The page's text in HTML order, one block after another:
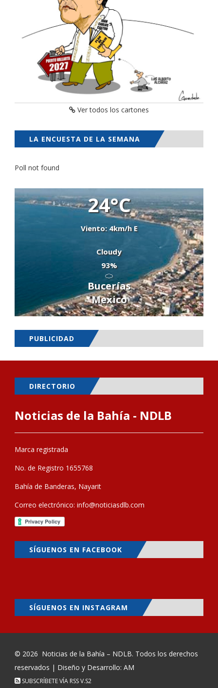
Ver todos los cartones
LA ENCUESTA DE LA SEMANA
Poll not found
24°C
Viento: 4km/h E
Cloudy
93%
Bucerías
Mexico
PUBLICIDAD
DIRECTORIO
Noticias de la Bahía - NDLB
Marca registrada
No. de Registro 1655768
Bahía de Banderas, Nayarit
Correo electrónico: info@noticiasdlb.com
SÍGUENOS EN FACEBOOK
SÍGUENOS EN INSTAGRAM
© 2026 Noticias de la Bahía – NDLB. Todos los derechos
reservados | Diseño y Desarrollo: AM
SUBSCRÍBETE VÍA RSSV.S2